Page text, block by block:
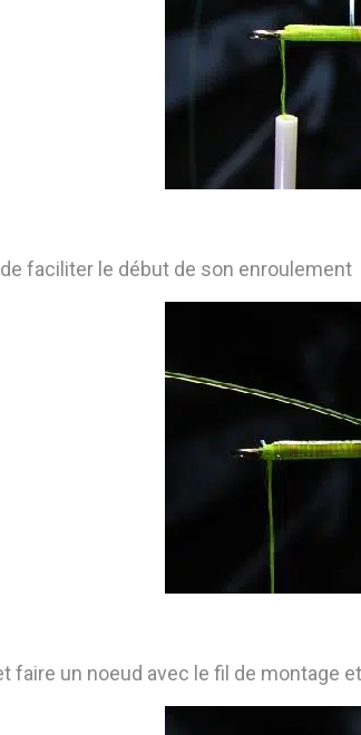
faciliter le début de son enroulement
faire un noeud avec le fil de montage